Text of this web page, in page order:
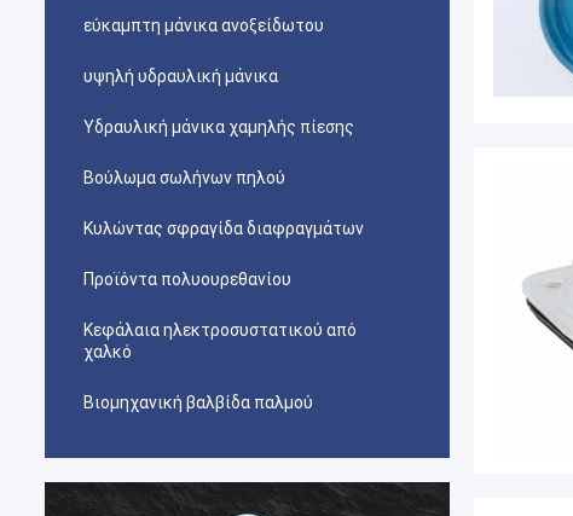
εύκαμπτη μάνικα ανοξείδωτου
υψηλή υδραυλική μάνικα
Υδραυλική μάνικα χαμηλής πίεσης
Βούλωμα σωλήνων πηλού
Κυλώντας σφραγίδα διαφραγμάτων
Προϊόντα πολυουρεθανίου
Κεφάλαια ηλεκτροσυστατικού από
χαλκό
Βιομηχανική βαλβίδα παλμού